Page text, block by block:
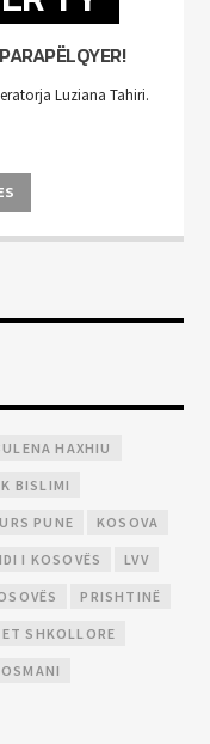
Luziana Tahiri.
HAXHIU
BISLIMI
PUNE KOSOVA
I KOSOVËS LVV
PRISHTINË
SHKOLLORE